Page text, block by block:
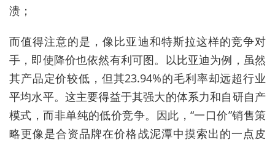
溃；
而值得注意的是，像比亚迪和特斯拉这样的竞争对
手，即使降价也依然有利可图。以比亚迪为例，虽然
其产品定价较低，但其23.94%的毛利率却远超行业
平均水平。这主要得益于其强大的体系力和自研自产
模式，而非单纯的低价竞争。因此，“一口价”销售策
略更像是合资品牌在价格战泥潭中摸索出的一点皮